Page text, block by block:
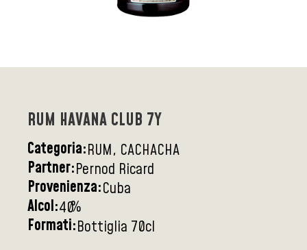
RUM HAVANA CLUB 7Y
Categoria:RUM, CACHACHA
Partner:Pernod Ricard
Provenienza:Cuba
Alcol:40%
Formati:Bottiglia 70cl